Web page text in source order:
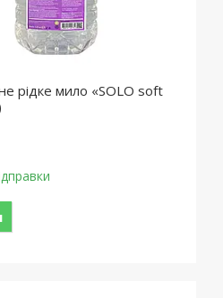
рідке мило «SOLO soft